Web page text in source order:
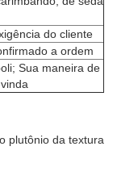
do cliente
a ordem
Sua maneira de
plutônio da textura